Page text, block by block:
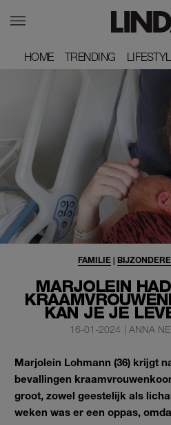
HOME
HOME TRENDING
TRENDING
MARJOLEIN
KAN JE JE
FAMILIE |
16-01-2024 | ANNA
Marjolein Lohmann (36) krijgt
bevallingen
groot, zowel geestelijk als
weken was er een oppas,